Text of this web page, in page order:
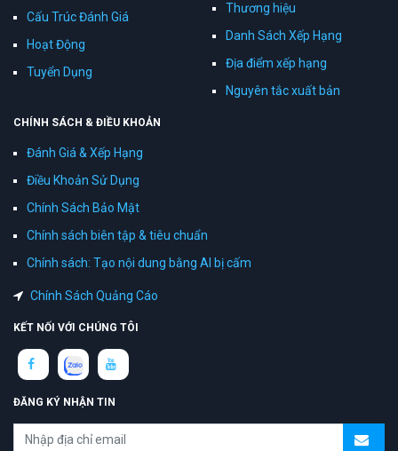
Cấu Trúc Đánh Giá
Hoạt Động
Tuyển Dụng
Thương hiệu
Danh Sách Xếp Hạng
Địa điểm xếp hạng
Nguyên tắc xuất bản
CHÍNH SÁCH & ĐIỀU KHOẢN
Đánh Giá & Xếp Hạng
Điều Khoản Sử Dụng
Chính Sách Bảo Mật
Chính sách biên tập & tiêu chuẩn
Chính sách: Tạo nội dung bằng AI bị cấm
Chính Sách Quảng Cáo
KẾT NỐI VỚI CHÚNG TÔI
ĐĂNG KÝ NHẬN TIN